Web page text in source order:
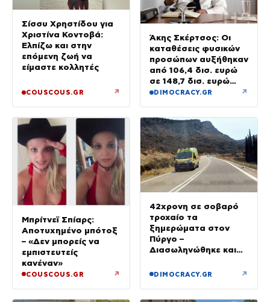
Σίσσυ Χρηστίδου για
Χριστίνα Κοντοβά:
Ελπίζω και στην
επόμενη ζωή να
είμαστε κολλητές
COUSCOUS.GR ↗
Άκης Σκέρτσος: Οι
καταθέσεις φυσικών
προσώπων αυξήθηκαν
από 106,4 δισ. ευρώ
σε 148,7 δισ. ευρώ
από τον Δεκέμβριο
DIMOCRACY.GR ↗
Μπρίτνεϊ Σπίαρς:
Αποτυχημένο μπότοξ
– «Δεν μπορείς να
εμπιστευτείς
κανέναν»
COUSCOUS.GR ↗
42χρονη σε σοβαρό
τροχαίο τα
ξημερώματα στον
Πύργο –
Διασωληνώθηκε και
DIMOCRACY.GR ↗